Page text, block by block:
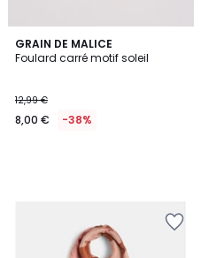
GRAIN DE MALICE
Foulard carré motif soleil
12,99 €
8,00 € -38%